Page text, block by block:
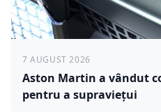
7 AUGUST 2026
Aston Martin a vândut
pentru a supraviețui